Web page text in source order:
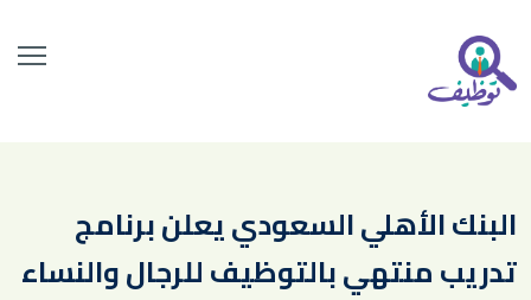
البنك الأهلي السعودي يعلن برنامج
تدريب منتهي بالتوظيف للرجال والنساء